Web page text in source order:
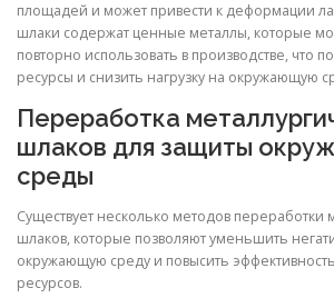
площадей и может привести к деформации
шлаки содержат ценные металлы, которые
повторно использовать в производстве, что
ресурсы и снизить нагрузку на окружающую
Переработка
шлаков для защиты
среды
Существует несколько методов переработки
шлаков, которые позволяют уменьшить
окружающую среду и повысить
ресурсов.